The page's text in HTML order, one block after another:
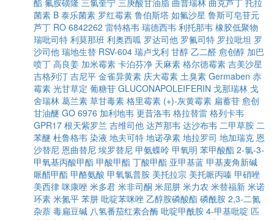
酯 氟胺磺隆 三氯奎宁 三庚酸甘油脂 曲普瑞林 曲克芦丁 托拉
菌素 B 泰乐菌素 罗红霉素 鲁伯斯塔 如氟沙星 鲁斯可皂苷元
芦丁 RO 6842262 雷特格韦 瑞德西韦 利托那韦 橡胶低聚物
瑞吡司特 利莫那班 利奥西呱 罗达司他 罗氟司特 罗拉吡坦 罗
沙司他 瑞地生替 RSV-604 瑞卢戈利 甘醇 乙二醛 愈创醇 加巴
喷丁 高良姜 加米霉素 卡泊芬净 天麻素 格尔德霉素 吉美沙星
吉格列汀 吉尼平 金雀异黄素 庆大霉素 土臭素 Germaben 赤
霉素 光甘草定 葡糖苷 GLUCONAPOLEIFERIN 戈那瑞林 戈
舍瑞林 葛兰素 草甘毒素 格里霉素 (+)-灰黄霉素 扁蓄苷 愈创
甘油醚 GO 6976 加利地韦 更昔洛韦 格拉替雷 格列卡韦
GPR17 根天紫罗兰 吉维司他 达芦那韦 达沙布韦 二甲草胺 二
苯醚 杜鲁格韦 染液 地夫可特 地诺孕素 地拉罗司 地加瑞克 恩
沙替尼 恩曲替尼 埃罗替尼 甲氨蝶呤 甲氧明 苯甲酸酯 2-氯-3-
甲氧基丙酸甲酯 甲酸甲酯 丁酸甲酯 亚甲基蓝 甲基麦角新碱
哌醋甲酯 甲酪氨酸 甲氧氯普胺 美托拉宗 美托哌丙嗪 甲硝唑
美西律 咪康唑 米多君 米非司酮 米屈肼 米力农 米替福新 米诺
环素 米氮平 苯肼 吡啶苯咪唑 乙醇胺磷酸酯 磷酰胺 2,3-二氮
杂萘 毒扁豆碱 八氢番茄红素合酶 吡啶甲酰胺 4-甲基吡啶 匹